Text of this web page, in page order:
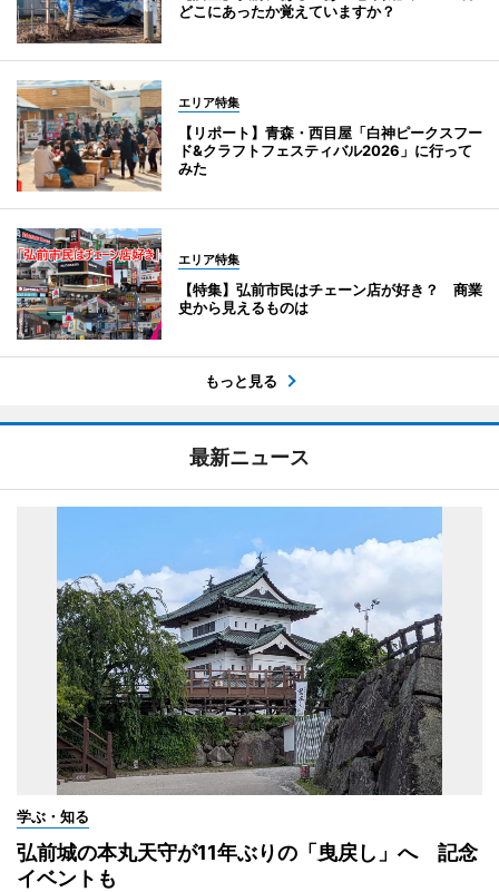
どこにあったか覚えていますか？
エリア特集
【リポート】青森・西目屋「白神ピークスフー
ド&クラフトフェスティバル2026」に行って
みた
エリア特集
【特集】弘前市民はチェーン店が好き？ 商業
史から見えるものは
もっと見る
最新ニュース
学ぶ・知る
弘前城の本丸天守が11年ぶりの「曳戻し」へ 記念
イベントも